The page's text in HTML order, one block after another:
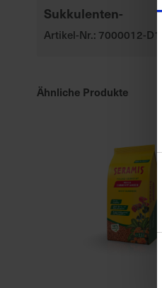
Sukkulenten-
Artikel-Nr.: 7000012-
Ähnliche Produkte